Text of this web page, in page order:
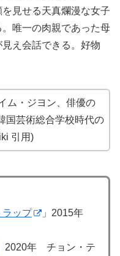
見せる天真爛漫な女子
唯一の肉親であった母
え会話できる。好物
ム・ジヨン、俳優の
国芸術総合学校時代の
引用)
ラップ
」2015年
2020年 チョン・テ